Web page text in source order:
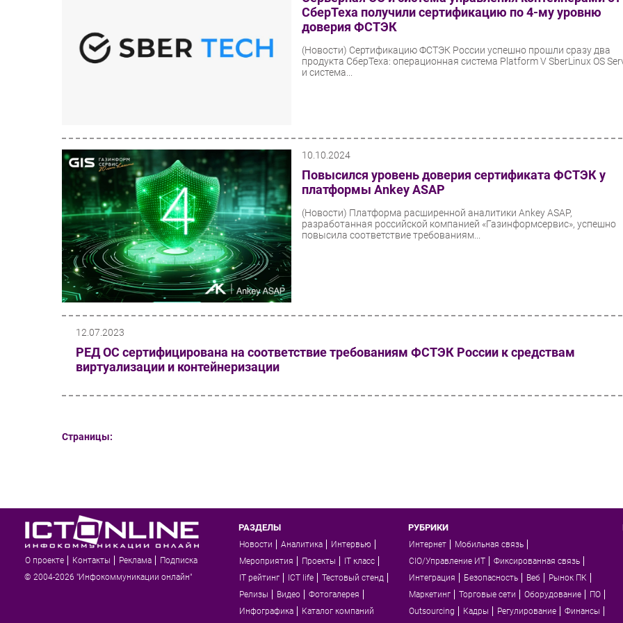
СберТеха получили сертификацию по 4-му уровню
доверия ФСТЭК
(Новости) Сертификацию ФСТЭК России успешно прошли сразу два
продукта СберТеха: операционная система Platform V SberLinux OS
и система...
10.10.2024
Повысился уровень доверия сертификата ФСТЭК у
платформы Ankey ASAP
(Новости) Платформа расширенной аналитики Ankey ASAP,
разработанная российской компанией «Газинформсервис», успешно
повысила соответствие требованиям...
12.07.2023
РЕД ОС сертифицирована на соответствие требованиям ФСТЭК России к средствам
виртуализации и контейнеризации
Страницы:
О проекте Контакты Реклама
Подписка
© 2004-2026 "Инфокоммуникации онлайн"
РАЗДЕЛЫ
Новости Аналитика
Интервью
Мероприятия
Проекты
IT класс
IT рейтинг
ICT life
Тестовый стенд
Релизы
Видео
Фотогалерея
Инфографика
Каталог компаний
РУБРИКИ
Интернет
Мобильная связь
CIO/Управление ИТ
Фиксированная связь
Интеграция
Безопасность Веб
Рынок ПК
Маркетинг
Торговые сети Оборудование
ПО
Outsourcing
Кадры Регулирование Финансы